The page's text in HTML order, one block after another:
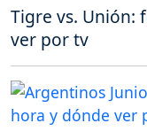
Tigre vs. Unión:
ver por tv